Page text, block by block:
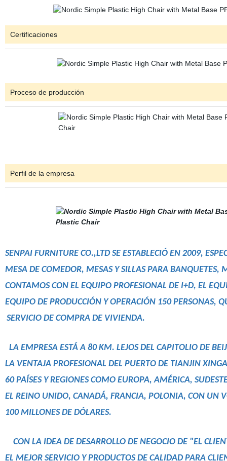
Certificaciones
Proceso de producción
Perfil de la empresa
SENPAI FURNITURE CO.,LTD SE ESTABLECIÓ EN 2009,
MESA DE COMEDOR, MESAS Y SILLAS PARA BANQUETES,
CONTAMOS CON EL EQUIPO PROFESIONAL DE I+D, EL
EQUIPO DE PRODUCCIÓN Y OPERACIÓN 150 PERSONAS,
SERVICIO DE COMPRA DE VIVIENDA.
LA EMPRESA ESTÁ A 80 KM. LEJOS DEL CAPITOLIO DE
LA VENTAJA PROFESIONAL DEL PUERTO DE TIANJIN
60 PAÍSES Y REGIONES COMO EUROPA, AMÉRICA,
EL REINO UNIDO, CANADÁ, FRANCIA, POLONIA, CON UN
100 MILLONES DE DÓLARES.
CON LA IDEA DE DESARROLLO DE NEGOCIO DE "EL
EL MEJOR SERVICIO Y PRODUCTOS DE CALIDAD PARA